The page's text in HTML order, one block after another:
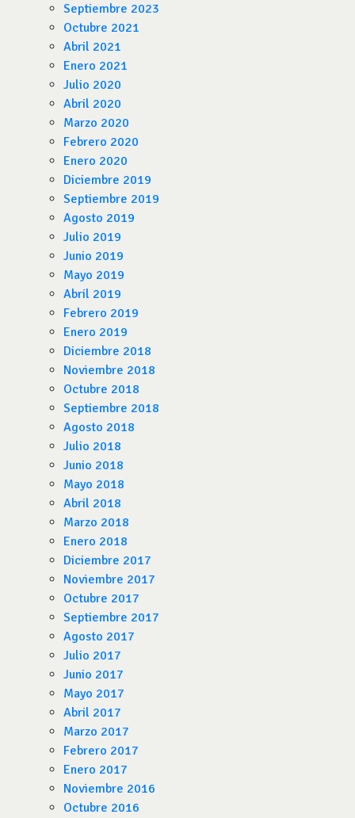
Septiembre 2023
Octubre 2021
Abril 2021
Enero 2021
Julio 2020
Abril 2020
Marzo 2020
Febrero 2020
Enero 2020
Diciembre 2019
Septiembre 2019
Agosto 2019
Julio 2019
Junio 2019
Mayo 2019
Abril 2019
Febrero 2019
Enero 2019
Diciembre 2018
Noviembre 2018
Octubre 2018
Septiembre 2018
Agosto 2018
Julio 2018
Junio 2018
Mayo 2018
Abril 2018
Marzo 2018
Enero 2018
Diciembre 2017
Noviembre 2017
Octubre 2017
Septiembre 2017
Agosto 2017
Julio 2017
Junio 2017
Mayo 2017
Abril 2017
Marzo 2017
Febrero 2017
Enero 2017
Noviembre 2016
Octubre 2016